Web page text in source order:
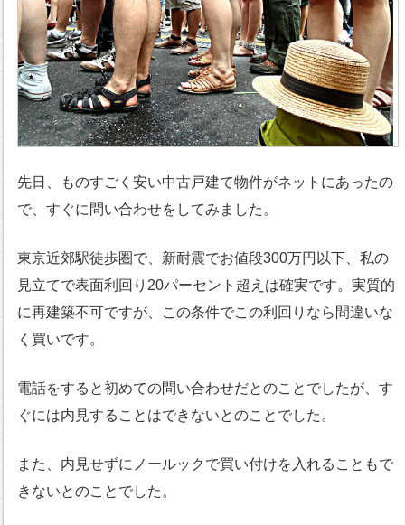
先日、ものすごく安い中古戸建て物件がネットにあったの
で、すぐに問い合わせをしてみました。
東京近郊駅徒歩圏で、新耐震でお値段300万円以下、私の
見立てで表面利回り20パーセント超えは確実です。実質的
に再建築不可ですが、この条件でこの利回りなら間違いな
く買いです。
電話をすると初めての問い合わせだとのことでしたが、す
ぐには内見することはできないとのことでした。
また、内見せずにノールックで買い付けを入れることもで
きないとのことでした。